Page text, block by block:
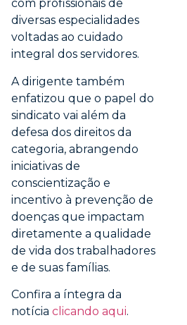
com profissionais de
diversas especialidades
voltadas ao cuidado
integral dos servidores.
A dirigente também
enfatizou que o papel do
sindicato vai além da
defesa dos direitos da
categoria, abrangendo
iniciativas de
conscientização e
incentivo à prevenção de
doenças que impactam
diretamente a qualidade
de vida dos trabalhadores
e de suas famílias.
Confira a íntegra da
notícia clicando aqui.